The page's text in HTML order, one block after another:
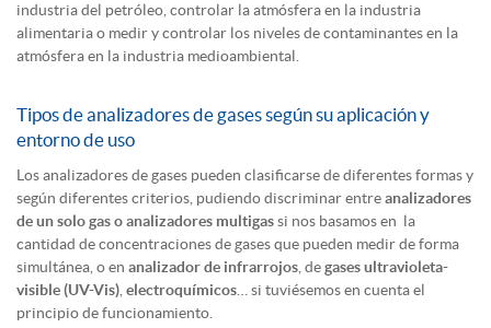
industria del petróleo, controlar la atmósfera en la industria
alimentaria o medir y controlar los niveles de contaminantes en la
atmósfera en la industria medioambiental.
Tipos de analizadores de gases según su aplicación y
entorno de uso
Los analizadores de gases pueden clasificarse de diferentes formas y
según diferentes criterios, pudiendo discriminar entreanalizadores
de un solo gas o analizadores multigassi nos basamos en la
cantidad de concentraciones de gases que pueden medir de forma
simultánea, o en analizador de infrarrojos , degases ultravioleta-
visible (UV-Vis) electroquímicos … si tuviésemos en cuenta el
principio de funcionamiento.